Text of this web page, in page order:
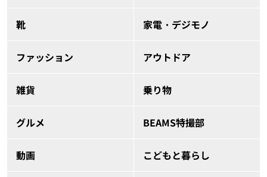
靴 家電・デジモノ
ファッション アウトドア
雑貨 乗り物
グルメ BEAMS特撮部
動画 こどもと暮らし